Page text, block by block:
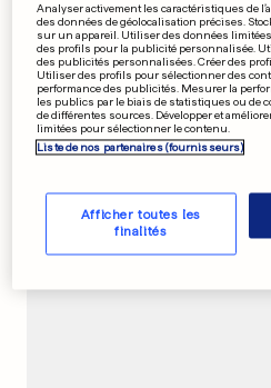
0 0
reliftée
0
Analyser activement les caractéristiques de
des données de géolocalisation précises.
sur un appareil. Utiliser des données
des profils pour la publicité personnalisée.
des publicités personnalisées. Créer des
Utiliser des profils pour sélectionner des
performance des publicités. Mesurer la
les publics par le biais de statistiques ou de
de différentes sources. Développer et
limitées pour sélectionner le contenu.
Liste de nos partenaires (fournisseurs)
Afficher toutes les
finalités